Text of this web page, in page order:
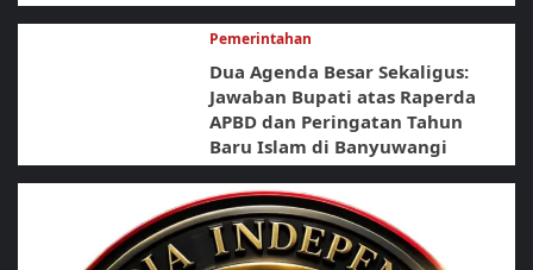
Pemerintahan
Dua Agenda Besar Sekaligus:
Jawaban Bupati atas Raperda
APBD dan Peringatan Tahun
Baru Islam di Banyuwangi